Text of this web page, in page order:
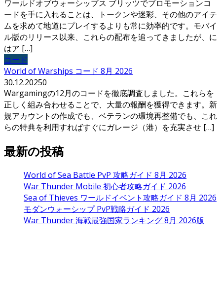
ワールドオブウォーシップス ブリッツでプロモーションコ
ードを手に入れることは、トークンや迷彩、その他のアイテ
ムを求めて地道にプレイするよりも常に効率的です。モバイ
ル版のリリース以来、これらの配布を追ってきましたが、に
はア […]
コード
World of Warships コード 8月 2026
30.12.20250
Wargamingの12月のコードを徹底調査しました。これらを
正しく組み合わせることで、大量の報酬を獲得できます。新
規アカウントの作成でも、ベテランの環境再整備でも、これ
らの特典を利用すればすぐにガレージ（港）を充実させ […]
最新の投稿
World of Sea Battle PvP 攻略ガイド 8月 2026
War Thunder Mobile 初心者攻略ガイド 2026
Sea of Thieves ワールドイベント攻略ガイド 8月 2026
モダンウォーシップ PvP戦略ガイド 2026
War Thunder 海戦最強国家ランキング 8月 2026版